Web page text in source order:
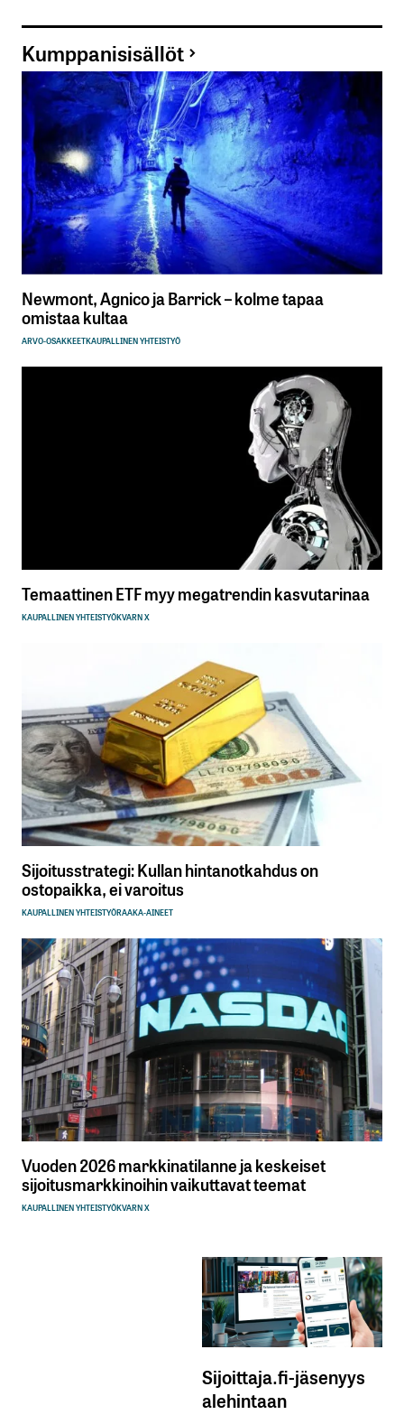
Kumppanisisällöt
Newmont, Agnico ja Barrick – kolme tapaa
omistaa kultaa
ARVO-OSAKKEETKAUPALLINEN YHTEISTYÖ
Temaattinen ETF myy megatrendin kasvutarinaa
KAUPALLINEN YHTEISTYÖKVARN X
Sijoitusstrategi: Kullan hintanotkahdus on
ostopaikka, ei varoitus
KAUPALLINEN YHTEISTYÖRAAKA-AINEET
Vuoden 2026 markkinatilanne ja keskeiset
sijoitusmarkkinoihin vaikuttavat teemat
KAUPALLINEN YHTEISTYÖKVARN X
Sijoittaja.fi-jäsenyys
alehintaan